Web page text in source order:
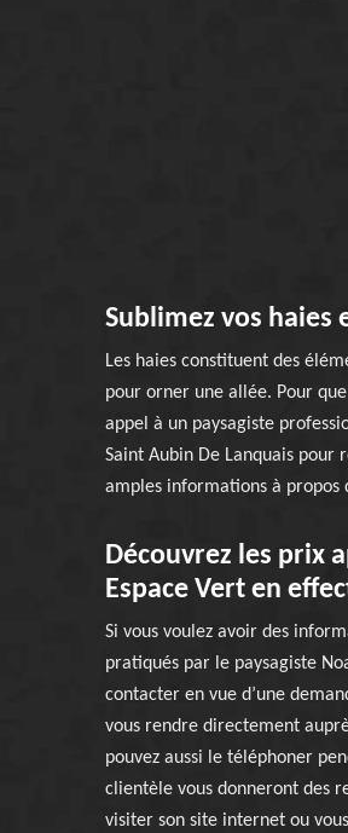
Sublimez vos haies
Les haies constituent des
pour orner une allée. Pour
appel à un paysagiste
Saint Aubin De Lanquais
amples informations à propos
Découvrez les prix
Espace Vert en
Si vous voulez avoir des
pratiqués par le paysagiste
contacter en vue d’une
vous rendre directement
pouvez aussi le téléphoner
clientèle vous donneront des
visiter son site internet ou